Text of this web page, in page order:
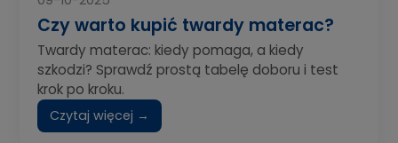
Czy warto kupić twardy materac?
Twardy materac: kiedy pomaga, a kiedy
szkodzi? Sprawdź prostą tabelę doboru i test
krok po kroku.
Czytaj więcej →